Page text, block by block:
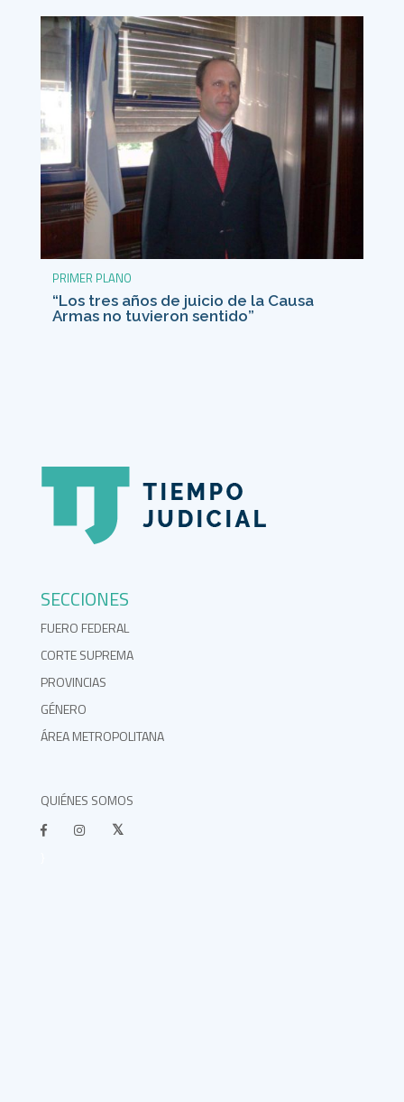
PRIMER PLANO
“Los tres años de juicio de la Causa
Armas no tuvieron sentido”
SECCIONES
FUERO FEDERAL
CORTE SUPREMA
PROVINCIAS
GÉNERO
ÁREA METROPOLITANA
QUIÉNES SOMOS